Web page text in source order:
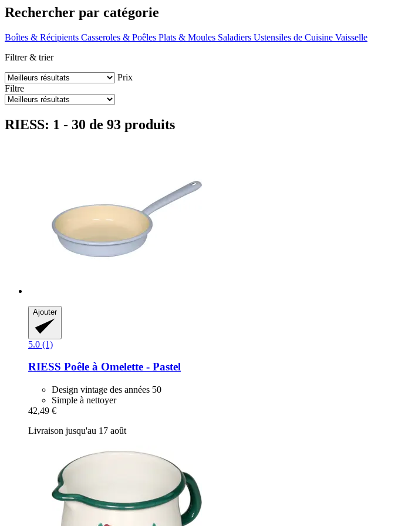
Rechercher par catégorie
Boîtes & Récipients Casseroles & Poêles Plats & Moules Saladiers Ustensiles de Cuisine Vaisselle
Filtrer & trier
Prix
Filtre
RIESS: 1 - 30 de 93 produits
Ajouter
5.0 (1)
RIESS Poêle à Omelette -​ Pastel
Design vintage des années 50
Simple à nettoyer
42,49 €
Livraison jusqu'au 17 août